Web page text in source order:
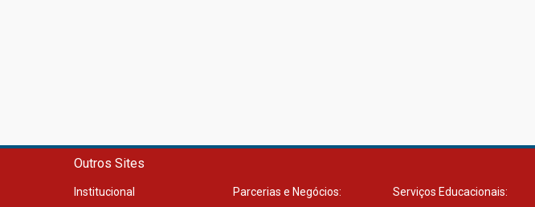
Outros Sites
Institucional
Parcerias e Negócios:
Serviços Educacionais: